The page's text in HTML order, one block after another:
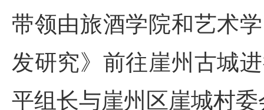
带领由旅酒学院和艺术
发研究》前往崖州古城
平组长与崖州区崖城村